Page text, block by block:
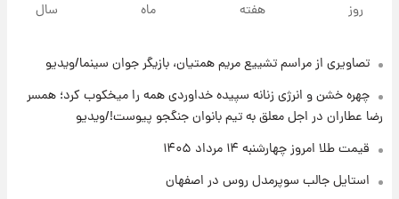
هسته‌ای در آسمان ظاهر شد
۱۹ ساعت پیش
کرد
۲۰ ساعت پیش
۱۴۰۵/ نرخ‌ها ثابت ماند؟ +جدول
روز هفته ماه سال
تصاویری از مراسم تشییع مریم همتیان، بازیگر جوان سینما/ویدیو
چهره خشن و انرژی زنانه سپیده خداوردی همه را میخکوب کرد؛ همسر
رضا عطاران در اجل معلق به تیم بانوان جنگجو پیوست!/ویدیو
قیمت طلا امروز چهارشنبه ۱۴ مرداد ۱۴۰۵
استایل جالب سوپرمدل روس در اصفهان